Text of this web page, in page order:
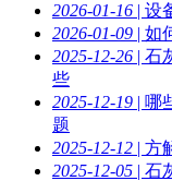
2026-01-16 | 设
2026-01-09 | 如
2025-12-26 | 石
些
2025-12-19 | 哪
题
2025-12-12 | 方
2025-12-05 | 石